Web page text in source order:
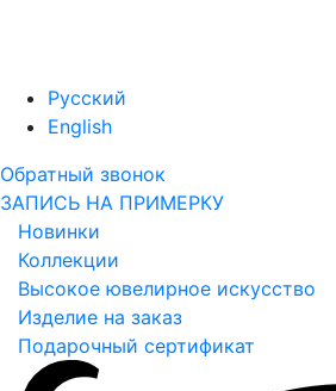
Русский
English
Обратный звонок
ЗАПИСЬ НА ПРИМЕРКУ
Новинки
Коллекции
Высокое ювелирное искусство
Изделие на заказ
Подарочный сертификат